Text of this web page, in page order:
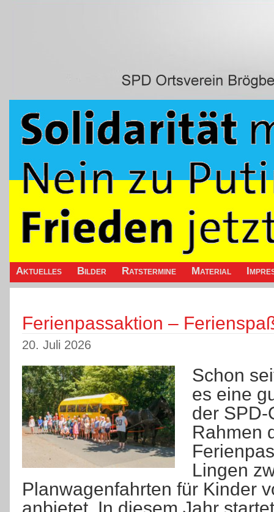
Aktuelles Bilder Ratstermine Material
Ferienpassaktion –
20. Juli 2026
Schon
es eine
der SPD-
Rahmen
Lingen
Planwagenfahrten für Kinder